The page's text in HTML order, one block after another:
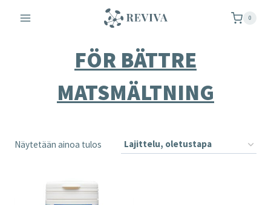
sisältöön
0
FÖR BÄTTRE
MATSMÄLTNING
Näytetään ainoa tulos